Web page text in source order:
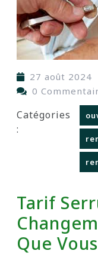
27 août 2024
0
Catégories
:
Tarif
Que